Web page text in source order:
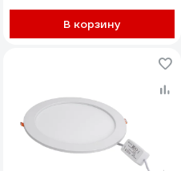
В корзину